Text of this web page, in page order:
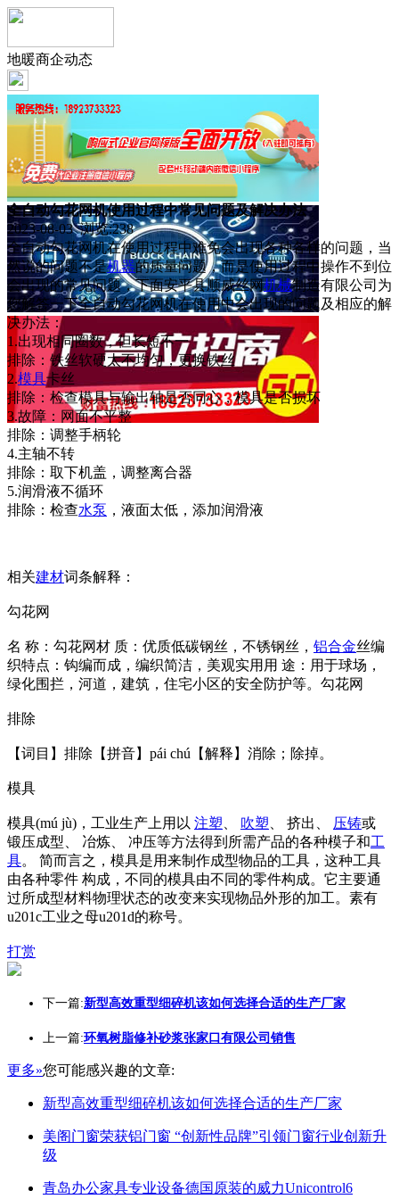
地暖商企动态
全自动勾花网机使用过程中常见问题及解决办法
2023-08-03 浏览:238
全自动勾花网机在使用过程中难免会出现各种各样的问题，当
然说的问题不是机器的质量问题，而是使用过程中操作不到位
会出现的常见问题，下面安平县顺威丝网机械制造有限公司为
您解答一下全自动勾花网机在使用中会出现的问题及相应的解
决办法：
1.出现相同圈数，但长短不一
排除：铁丝软硬太不均匀，更换铁丝
2.模具卡丝
排除：检查模具与输出轴是否同心，模具是否损坏
3.故障：网面不平整
排除：调整手柄轮
4.主轴不转
排除：取下机盖，调整离合器
5.润滑液不循环
排除：检查水泵 ，液面太低，添加润滑液
相关建材词条解释：
勾花网
名 称：勾花网材 质：优质低碳钢丝，不锈钢丝， 铝合金丝编
织特点：钩编而成，编织简洁，美观实用用 途：用于球场，
绿化围拦，河道，建筑，住宅小区的安全防护等。勾花网
排除
【词目】排除【拼音】pái chú【解释】消除；除掉。
模具
模具(mú jù)，工业生产上用以 注塑 吹塑 、 挤出、 压铸或
锻压成型、 冶炼、 冲压等方法得到所需产品的各种模子和工
具。 简而言之，模具是用来制作成型物品的工具，这种工具
由各种零件 构成，不同的模具由不同的零件构成。它主要通
过所成型材料物理状态的改变来实现物品外形的加工。素有
u201c工业之母u201d的称号。
打赏
下一篇:新型高效重型细碎机该如何选择合适的生产厂家
上一篇:环氧树脂修补砂浆张家口有限公司销售
更多»您可能感兴趣的文章:
新型高效重型细碎机该如何选择合适的生产厂家
美阁门窗荣获铝门窗 “创新性品牌”引领门窗行业创新升
级
青岛办公家具专业设备德国原装的威力Unicontrol6